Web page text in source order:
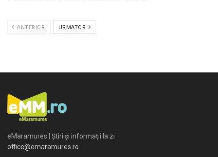
ANTERIOR URMATOR
eMaramures | Știri și informații la zi
office@emaramures.ro